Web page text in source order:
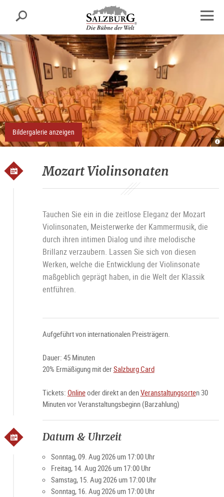
sr.skipnav.Zum
Inhalt
springen
sr.skipnav.Zum
Hauptmenü
springen
sr.skipnav.Zu
den
Kontaktinformationen
Suche
Bildergalerie anzeigen
Mozart Violinsonaten
Tauchen Sie ein in die zeitlose Eleganz der Mozart
Violinsonaten, Meisterwerke der Kammermusik, die
durch ihren intimen Dialog und ihre melodische
Brillanz verzaubern. Lassen Sie sich von diesen
Werken, welche die Entwicklung der Violinsonate
maßgeblich geprägt haben, in die Welt der Klassik
entführen.
Aufgeführt von internationalen Preisträgern.
Dauer: 45 Minuten
20% Ermäßigung mit derSalzburg Card
Tickets: Onlineoder direkt an denVeranstaltungsorten 30
Minuten vor Veranstaltungsbeginn (Barzahlung)
Datum & Uhrzeit
Sonntag, 09. Aug 2026 um 17:00 Uhr
Freitag, 14. Aug 2026 um 17:00 Uhr
Samstag, 15. Aug 2026 um 17:00 Uhr
Sonntag, 16. Aug 2026 um 17:00 Uhr